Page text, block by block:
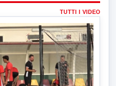
TUTTI I VIDEO